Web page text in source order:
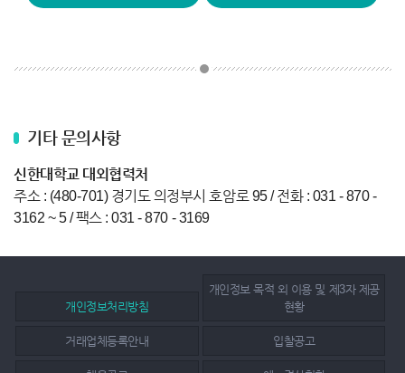
기타 문의사항
신한대학교 대외협력처
주소 : (480-701) 경기도 의정부시 호암로 95 / 전화 : 031 - 870 -
3162 ~ 5 / 팩스 : 031 - 870 - 3169
개인정보처리방침
개인정보 목적 외 이용 및 제3자 제공
현황
거래업체등록안내 입찰공고